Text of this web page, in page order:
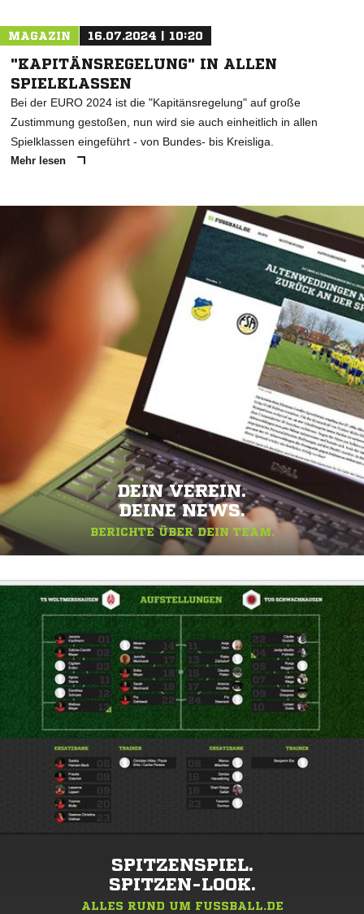
MAGAZIN 16.07.2024 | 10:20
"KAPITÄNSREGELUNG" IN ALLEN
SPIELKLASSEN
Bei der EURO 2024 ist die "Kapitänsregelung" auf große
Zustimmung gestoßen, nun wird sie auch einheitlich in allen
Spielklassen eingeführt - von Bundes- bis Kreisliga.
Mehr lesen
DEIN VEREIN.
DEINE NEWS.
BERICHTE ÜBER DEIN TEAM.
SPITZENSPIEL.
SPITZEN-LOOK.
ALLES RUND UM FUSSBALL.DE